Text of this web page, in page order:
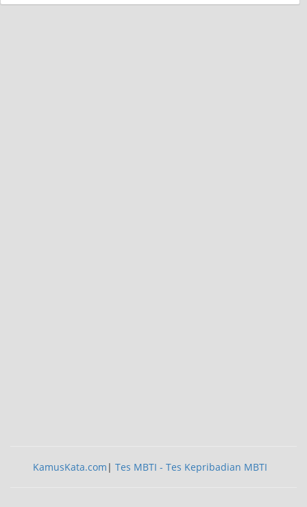
KamusKata.com | Tes MBTI - Tes Kepribadian MBTI